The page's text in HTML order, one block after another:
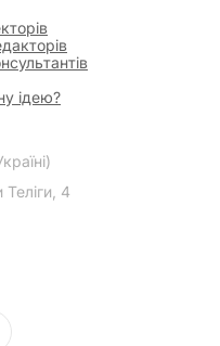
ідею?
4